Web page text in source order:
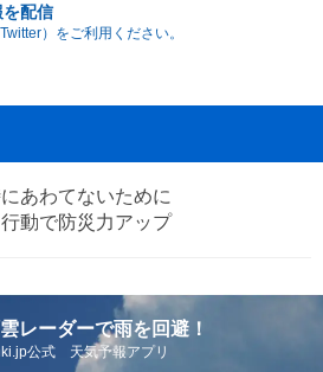
配信
）をご利用ください。
あわてないために
動で防災力アップ
レーダーで雨を回避！
公式 天気予報アプリ